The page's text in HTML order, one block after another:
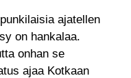
ajatellen
on hankalaa.
onhan se
ajaa Kotkaan